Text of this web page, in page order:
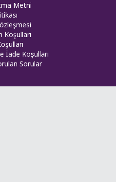
Metni
Koşulları
İade Koşulları
Sorular